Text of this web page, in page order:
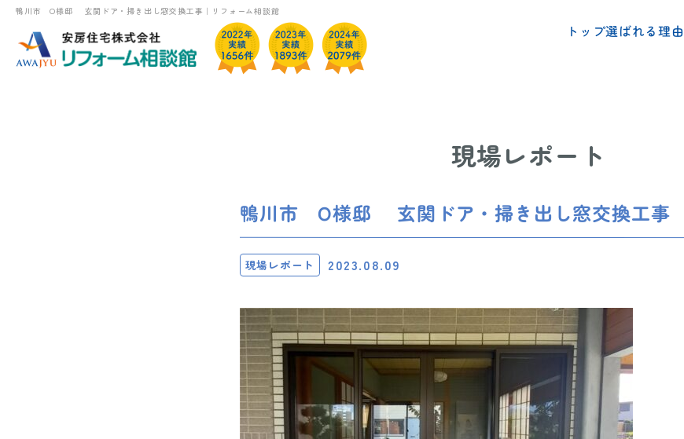
鴨川市 O様邸 玄関ドア・掃き出し窓交換工事｜リフォーム相談館
トップ選ばれる理由
現場レポート
鴨川市 O様邸 玄関ドア・掃き出し窓交換工事
現場レポート 2023.08.09